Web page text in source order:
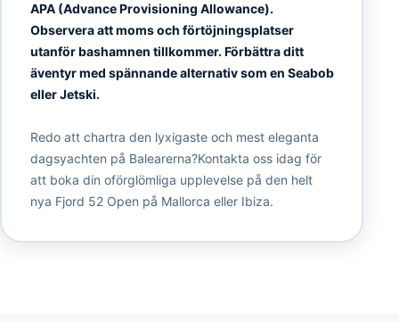
APA (Advance Provisioning Allowance).
Observera att moms och förtöjningsplatser
utanför bashamnen tillkommer. Förbättra ditt
äventyr med spännande alternativ som en Seabob
eller Jetski.
Redo att chartra den lyxigaste och mest eleganta
dagsyachten på Balearerna?Kontakta oss idag för
att boka din oförglömliga upplevelse på den helt
nya Fjord 52 Open på Mallorca eller Ibiza.